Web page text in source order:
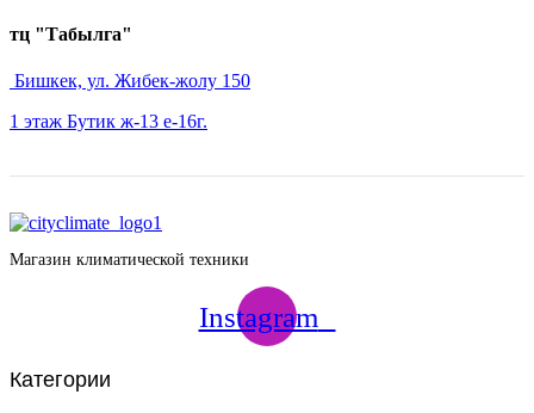
тц "Табылга"
Бишкек, ул. Жибек-жолу 150
1 этаж Бутик ж-13 е-16г.
Магазин климатической техники
Instagram
Категории